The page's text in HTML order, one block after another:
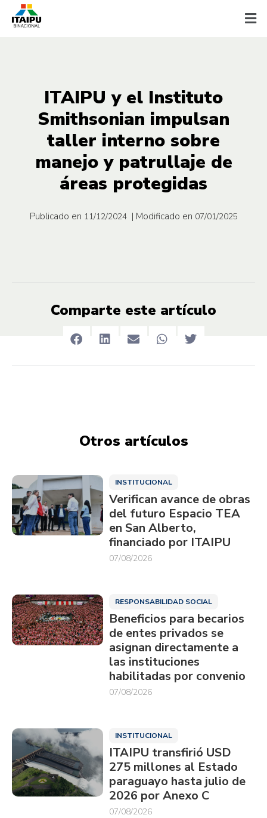
ITAIPU y el Instituto
Smithsonian impulsan
taller interno sobre
manejo y patrullaje de
áreas protegidas
Publicado en 11/12/2024 | Modificado en 07/01/2025
Comparte este artículo
Otros artículos
INSTITUCIONAL
Verifican avance de obras
del futuro Espacio TEA
en San Alberto,
financiado por ITAIPU
07/08/2026
RESPONSABILIDAD SOCIAL
Beneficios para becarios
de entes privados se
asignan directamente a
las instituciones
habilitadas por convenio
07/08/2026
INSTITUCIONAL
ITAIPU transfirió USD
275 millones al Estado
paraguayo hasta julio de
2026 por Anexo C
07/08/2026